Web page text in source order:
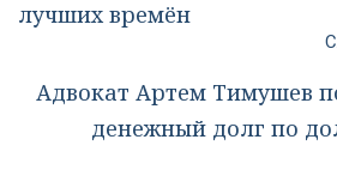
лучших времён
Адвокат Артем Тимушев
денежный долг по